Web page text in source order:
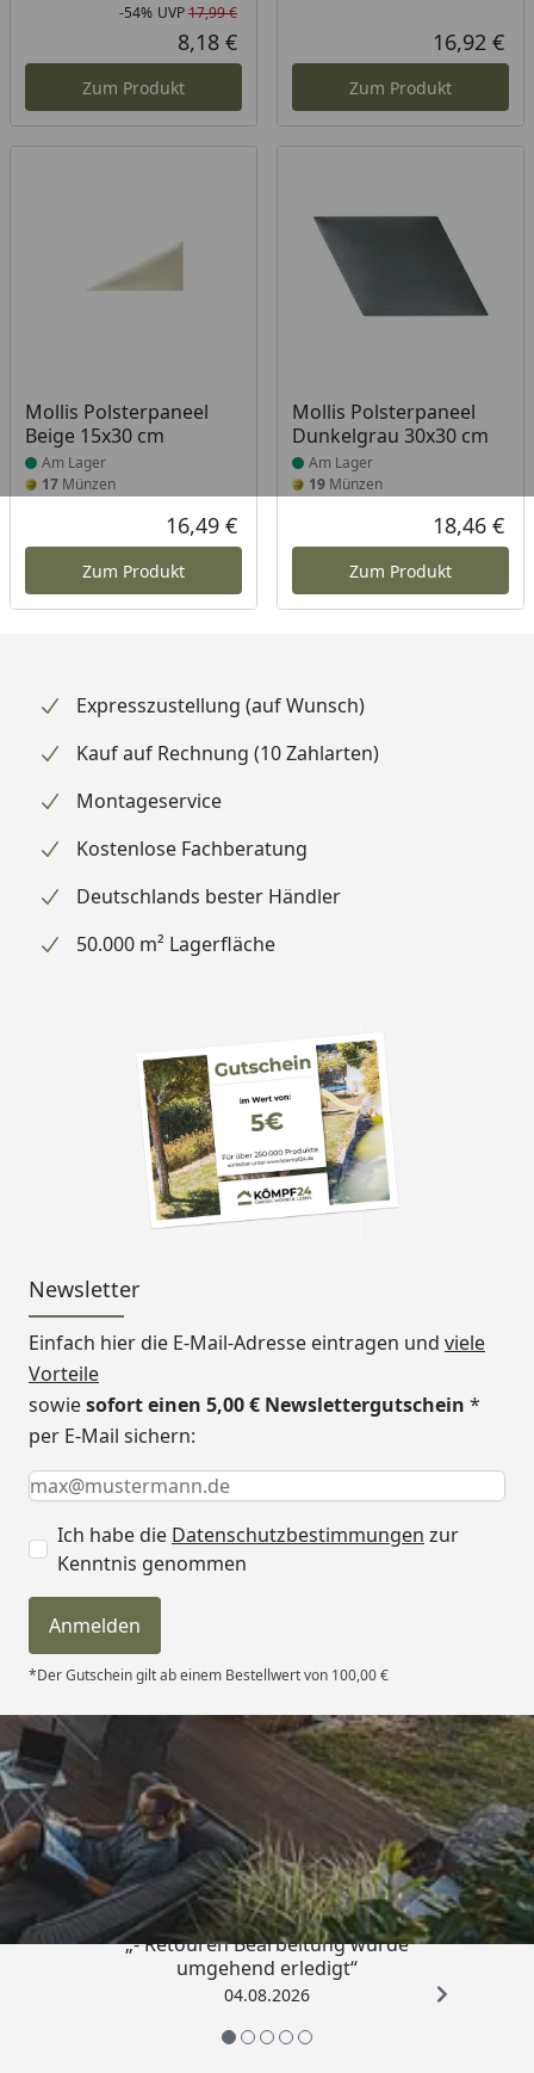
Rabatt in Prozent
-54%
Ursprünglicher Preis
UVP17,99 €
Aktueller Preis
8,18 €
Zum Produkt
16,92 €
Zum Produkt
Mollis Polsterpaneel
Beige 15x30 cm
Produkt am Lager
Am Lager
17 Münzen
Aktueller Preis
16,49 €
Zum Produkt
Mollis Polsterpaneel
Dunkelgrau 30x30 cm
Produkt am Lager
Am Lager
19Münzen
18,46 €
Zum Produkt
Expresszustellung (auf Wunsch)
Kauf auf Rechnung (10 Zahlarten)
Montageservice
Kostenlose Fachberatung
Deutschlands bester Händler
50.000 m² Lagerfläche
Newsletter
Einfach hier die E-Mail-Adresse eintragen und viele
Vorteile
sowiesofort einen 5,00 € Newslettergutschein *
per E-Mail sichern:
Keine Eingabe erforderlich
Eingabe erforderlich
E-Mail *
Ich habe die Datenschutzbestimmungen zur
Kenntnis genommen
Anmelden
*Der Gutschein gilt ab einem Bestellwert von 100,00 €
Trusted Shops
4,81/ 5
„- Retouren Bearbeitung wurde
umgehend erledigt“
04.08.2026